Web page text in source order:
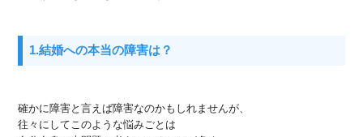
1.結婚への本当の障害は？
確かに障害と言えば障害なのかもしれませんが、
往々にしてこのような悩みごとは